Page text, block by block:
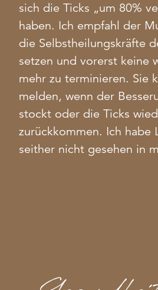
sich die Ticks „um 80%
haben. Ich empfahl der
die Selbstheilungskräfte
setzen und vorerst keine
mehr zu terminieren. Sie
melden, wenn der
stockt oder die Ticks
zurückkommen. Ich habe
seither nicht gesehen in